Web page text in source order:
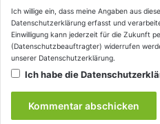
Ich willige ein, dass meine Angaben aus
Datenschutzerklärung erfasst und
Einwilligung kann jederzeit für die Zukunft
(Datenschutzbeauftragter) widerrufen
unserer Datenschutzerklärung.
Ich habe die